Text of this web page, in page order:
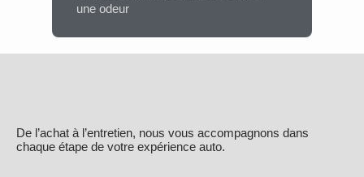
une odeur
De l’achat à l’entretien, nous vous accompagnons dans
chaque étape de votre expérience auto.